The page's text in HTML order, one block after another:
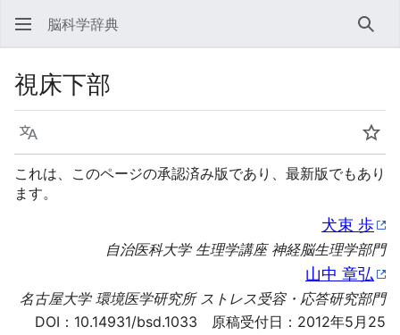
脳科学辞典 検索
視床下部
言語
ウ
これは、このページの承認済み版であり、最新版でもあり
ます。
犬束 歩
自治医科大学 生理学講座 神経脳生理学部門
山中 章弘
名古屋大学 環境医学研究所 ストレス受容・応答研究部門
DOI： 10.14931/bsd.1033 原稿受付日：2012年5月25